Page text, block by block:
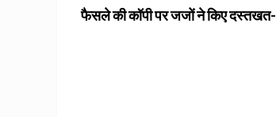
फैसले की कॉपी पर जजों ने किए दस्तखत-